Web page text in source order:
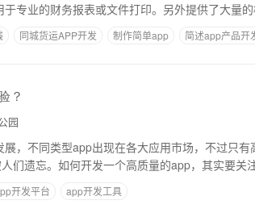
专业的财务报表或文件打印。另外提供了大量
同城货运APP开发 制作简单app 简述app产品开
？
园
，不同类型app出现在各大应用市场，不过只
们遗忘。如何开发一个高质量的app，其实要关
开发平台 app开发工具